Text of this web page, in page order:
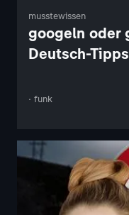
musstewissen
googeln oder
Deutsch-Tipps
· funk